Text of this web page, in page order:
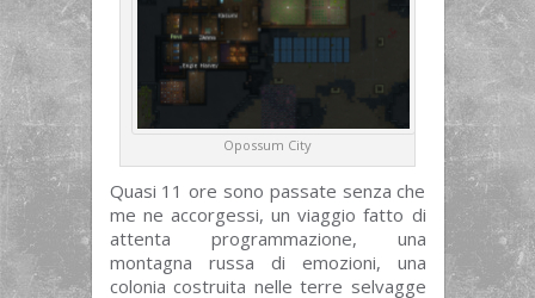
Opossum City
Quasi 11 ore sono passate senza che
me ne accorgessi, un viaggio fatto di
attenta programmazione, una
montagna russa di emozioni, una
colonia costruita nelle terre selvagge